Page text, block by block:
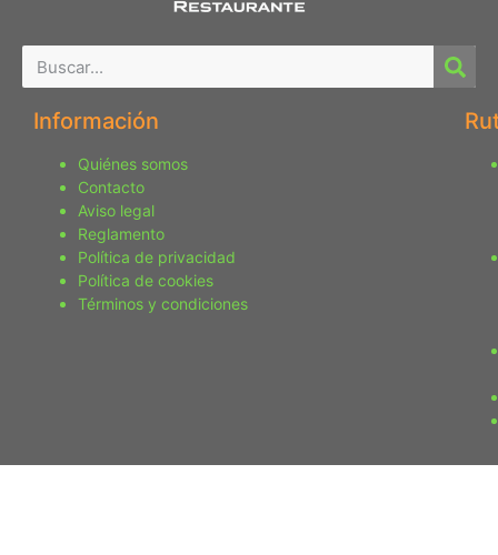
Información
Quiénes somos
Contacto
Aviso legal
Reglamento
Política de privacidad
Política de cookies
Términos y condiciones